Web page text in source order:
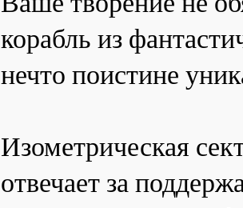
корабль из
нечто поистине
Изометрическая
отвечает за